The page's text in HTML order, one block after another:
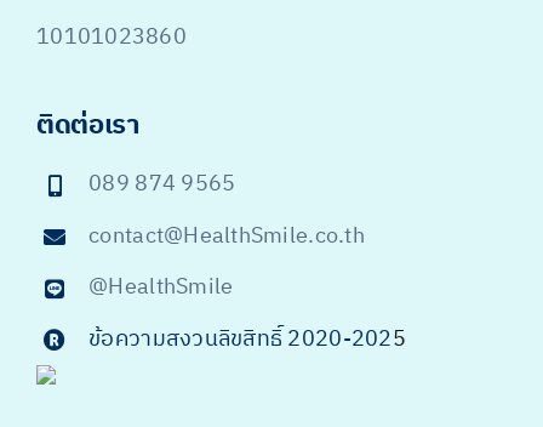
10101023860
ติดต่อเรา
089 874 9565
contact@HealthSmile.co.th
@HealthSmile
ข้อความสงวนลิขสิทธิ์ 2020-2025